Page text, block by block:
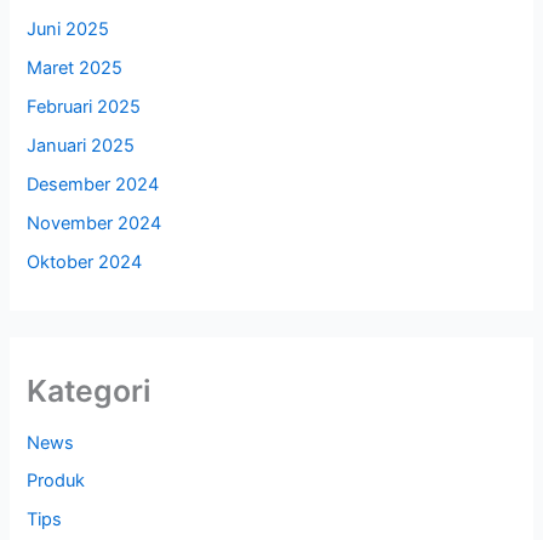
Juni 2025
Maret 2025
Februari 2025
Januari 2025
Desember 2024
November 2024
Oktober 2024
Kategori
News
Produk
Tips